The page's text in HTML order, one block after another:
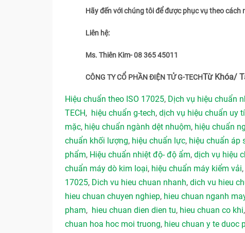
Hãy đến với chúng tôi để được phục vụ theo cách
Liên hệ:
Ms. Thiên Kim- 08 365 45011
CÔNG TY CỔ PHẦN ĐIỆN TỬ G-TECHTừ Khóa/
Hiệu chuẩn theo ISO 17025, Dịch vụ hiệu chuẩn
TECH, hiệu chuẩn g-tech, dịch vụ hiệu chuẩn uy
mặc, hiệu chuẩn ngành dệt nhuộm, hiệu chuẩn
chuẩn khối lượng, hiệu chuẩn lực, hiệu chuẩn áp
phẩm, Hiệu chuẩn nhiệt độ- độ ẩm, dịch vụ hiệu
chuẩn máy dò kim loại, hiệu chuẩn máy kiểm vải,
17025, Dich vu hieu chuan nhanh, dich vu hieu
hieu chuan chuyen nghiep, hieu chuan nganh
pham, hieu chuan dien dien tu, hieu chuan co khi,
chuan hoa hoc moi truong, hieu chuan y te duoc